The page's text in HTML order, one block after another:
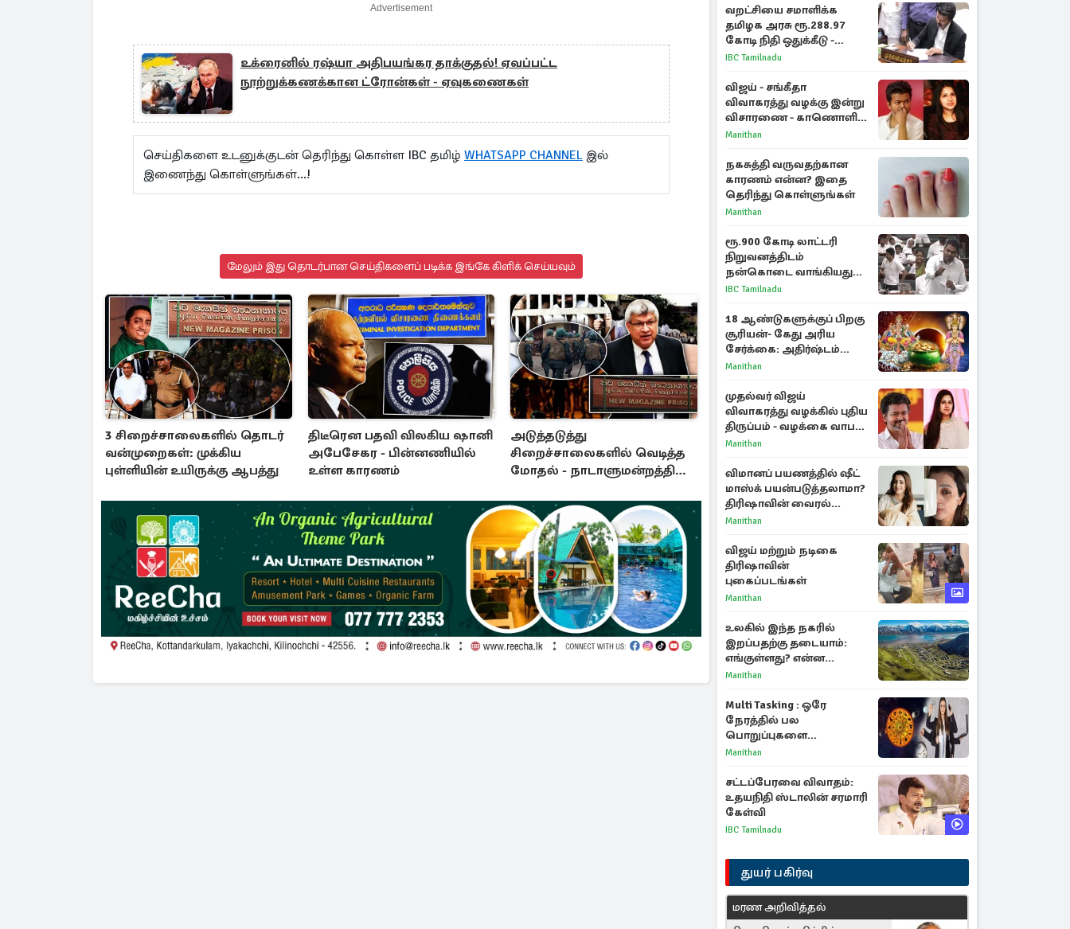
Advertisement
உக்ரைனில் ரஷ்யா அதிபயங்கர தாக்குதல்! ஏவப்பட்ட
நூற்றுக்கணக்கான ட்ரோன்கள் - ஏவுகணைகள்
செய்திகளை உடனுக்குடன் தெரிந்து கொள்ள IBC தமிழ் WHATSAPP CHANNEL இல்
இணைந்து கொள்ளுங்கள்...!
மேலும் இது தொடர்பான செய்திகளைப் படிக்க இங்கே கிளிக் செய்யவும்
3 சிறைச்சாலைகளில் தொடர்
வன்முறைகள்: முக்கிய
புள்ளியின் உயிருக்கு ஆபத்து
திடீரென பதவி விலகிய ஷானி
அபேசேகர - பின்னணியில்
உள்ள காரணம்
அடுத்தடுத்து
சிறைச்சாலைகளில் வெடித்த
மோதல் - நாடாளுமன்றத்தில்
வறட்சியை சமாளிக்க
தமிழக அரசு ரூ.288.97
கோடி நிதி ஒதுக்கீடு -
வெளியான அரசாணை
IBC Tamilnadu
விஜய் - சங்கீதா
விவாகரத்து வழக்கு இன்று
விசாரணை - காணொளி
மூலம் ஆஜராக வாய்ப்பு
Manithan
நகசுத்தி வருவதற்கான
காரணம் என்ன? இதை
தெரிந்து கொள்ளுங்கள்
Manithan
ரூ.900 கோடி லாட்டரி
நிறுவனத்திடம்
நன்கொடை வாங்கியது
ஏன்? உதயநிதி - ஆதவ்
IBC Tamilnadu
18 ஆண்டுகளுக்குப் பிறகு
சூரியன்- கேது அரிய
சேர்க்கை: அதிர்ஷ்டம்
பெறும் 3 ராசிகள்!
Manithan
முதல்வர் விஜய்
விவாகரத்து வழக்கில் புதிய
திருப்பம் - வழக்கை வாபஸ்
பெற்ற சங்கீதா!
Manithan
விமானப் பயணத்தில் ஷீட்
மாஸ்க் பயன்படுத்தலாமா?
திரிஷாவின் வைரல்
செல்ஃபிக்கு மருத்துவர்
Manithan
விஜய் மற்றும் நடிகை
திரிஷாவின்
புகைப்படங்கள்
Manithan
உலகில் இந்த நகரில்
இறப்பதற்கு தடையாம்:
எங்குள்ளது? என்ன
காரணம் தெரியுமா?
Manithan
Multi Tasking : ஒரே
நேரத்தில் பல
பொறுப்புகளை
கையாளும் டாப் 3 ராசிகள்!
Manithan
சட்டப்பேரவை விவாதம்:
உதயநிதி ஸ்டாலின் சரமாரி
கேள்வி
IBC Tamilnadu
துயர் பகிர்வு
மரண அறிவித்தல்